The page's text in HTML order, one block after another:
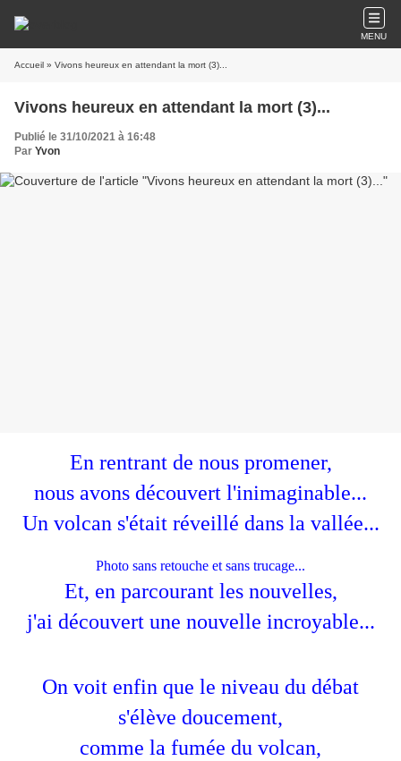
MENU
Accueil » Vivons heureux en attendant la mort (3)...
Vivons heureux en attendant la mort (3)...
Publié le 31/10/2021 à 16:48
Par Yvon
En rentrant de nous promener,
nous avons découvert l'inimaginable...
Un volcan s'était réveillé dans la vallée...
Photo sans retouche et sans trucage...
Et, en parcourant les nouvelles,
j'ai découvert une nouvelle incroyable...
On voit enfin que le niveau du débat
s'élève doucement,
comme la fumée du volcan,